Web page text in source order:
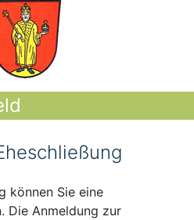
können Sie eine
Die Anmeldung zur